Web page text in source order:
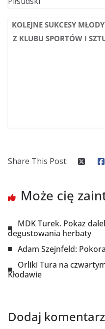
KOLEJNE SUKCESY
Z KLUBU SPORTÓW I
Share This Post:
Może cię
MDK Turek. Pokaz
degustowania herbaty
Adam Szejnfeld:
Orliki Tura na
Kłodawie
Dodaj komentarz